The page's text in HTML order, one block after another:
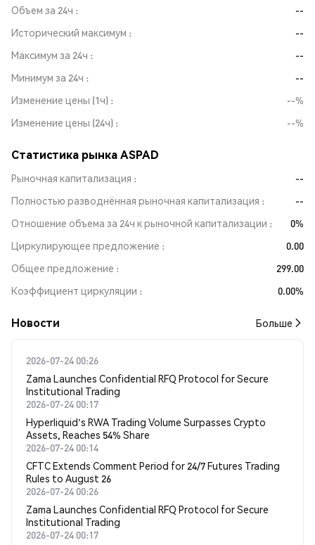
Объем за 24ч
--
Исторический максимум
--
Максимум за 24ч
--
Минимум за 24ч
--
Изменение цены (1ч)
--%
Изменение цены (24ч)
--%
Статистика рынка ASPAD
Рыночная капитализация
--
Полностью разводнённая рыночная капитализация
--
Отношение объема за 24ч к рыночной капитализации
0%
Циркулирующее предложение
0.00
Общее предложение
299.00
Коэффициент циркуляции
0.00%
Новости Больше
2026-07-24 00:26
Zama Launches Confidential RFQ Protocol for Secure
Institutional Trading
2026-07-24 00:17
Hyperliquid's RWA Trading Volume Surpasses Crypto
Assets, Reaches 54% Share
2026-07-24 00:14
CFTC Extends Comment Period for 24/7 Futures Trading
Rules to August 26
2026-07-24 00:26
Zama Launches Confidential RFQ Protocol for Secure
Institutional Trading
2026-07-24 00:17